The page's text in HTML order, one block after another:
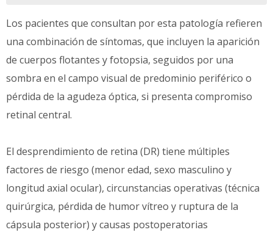
Los pacientes que consultan por esta patología refieren
una combinación de síntomas, que incluyen la aparición
de cuerpos flotantes y fotopsia, seguidos por una
sombra en el campo visual de predominio periférico o
pérdida de la agudeza óptica, si presenta compromiso
retinal central.
El desprendimiento de retina (DR) tiene múltiples
factores de riesgo (menor edad, sexo masculino y
longitud axial ocular), circunstancias operativas (técnica
quirúrgica, pérdida de humor vítreo y ruptura de la
cápsula posterior) y causas postoperatorias